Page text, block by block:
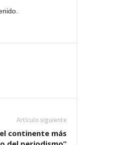
Artículo siguiente
continente más